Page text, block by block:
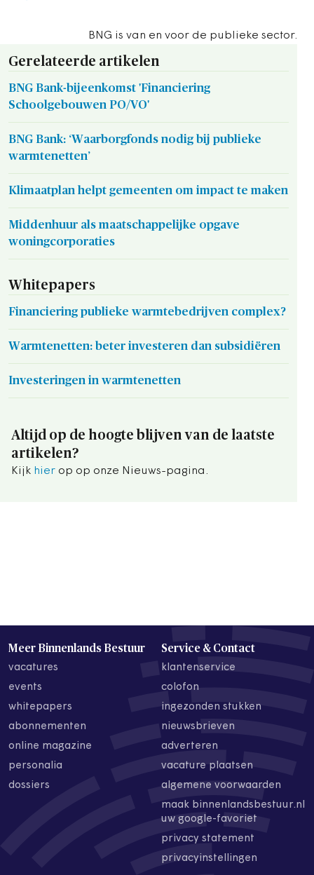
BNG is van en voor de publieke sector.
Gerelateerde artikelen
BNG Bank-bijeenkomst 'Financiering
Schoolgebouwen PO/VO'
BNG Bank: ‘Waarborgfonds nodig bij publieke
warmtenetten’
Klimaatplan helpt gemeenten om impact te maken
Middenhuur als maatschappelijke opgave
woningcorporaties
Whitepapers
Financiering publieke warmtebedrijven complex?
Warmtenetten: beter investeren dan subsidiëren
Investeringen in warmtenetten
Altijd op de hoogte blijven van de laatste
artikelen?
Kijk hier op op onze Nieuws-pagina.
Meer Binnenlands Bestuur
vacatures
events
whitepapers
abonnementen
online magazine
personalia
dossiers
Service & Contact
klantenservice
colofon
ingezonden stukken
nieuwsbrieven
adverteren
vacature plaatsen
algemene voorwaarden
maak binnenlandsbestuur.nl
uw google-favoriet
privacy statement
privacyinstellingen